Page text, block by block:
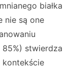
białka
nie są one
stwierdza
kontekście